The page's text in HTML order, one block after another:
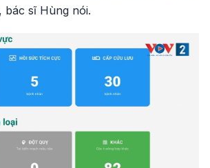
, bác sĩ Hùng nói.